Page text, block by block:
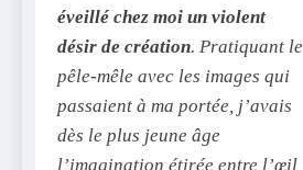
éveillé chez moi un violent
désir de création. Pratiquant le
pêle-mêle avec les images qui
passaient à ma portée, j’avais
dès le plus jeune âge
l’imagination étirée entre l’œil